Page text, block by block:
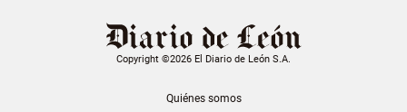
Copyright ©2026 El Diario de León S.A.
Quiénes somos